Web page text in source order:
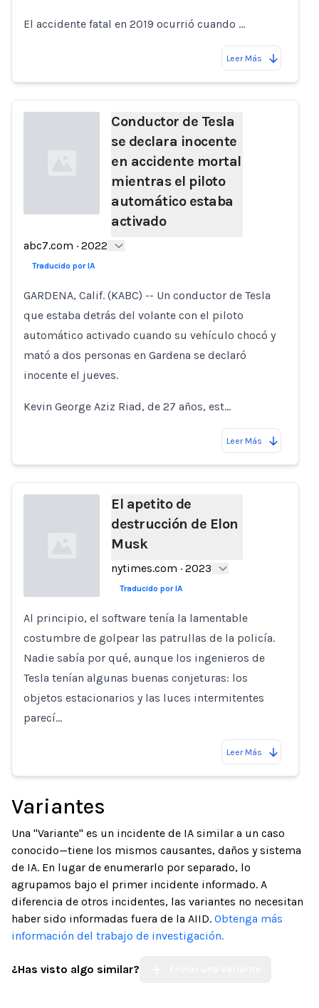
El accidente fatal en 2019 ocurrió cuando …
Leer Más
Loading...
Conductor de Tesla
se declara inocente
en accidente mortal
mientras el piloto
automático estaba
activado
abc7.com · 2022
Traducido por IA
GARDENA, Calif. (KABC) -- Un conductor de Tesla
que estaba detrás del volante con el piloto
automático activado cuando su vehículo chocó y
mató a dos personas en Gardena se declaró
inocente el jueves.
Kevin George Aziz Riad, de 27 años, est…
Leer Más
Loading...
El apetito de
destrucción de Elon
Musk
nytimes.com · 2023
Traducido por IA
Al principio, el software tenía la lamentable
costumbre de golpear las patrullas de la policía.
Nadie sabía por qué, aunque los ingenieros de
Tesla tenían algunas buenas conjeturas: los
objetos estacionarios y las luces intermitentes
parecí…
Leer Más
Variantes
Una "Variante" es un incidente de IA similar a un caso
conocido—tiene los mismos causantes, daños y sistema
de IA. En lugar de enumerarlo por separado, lo
agrupamos bajo el primer incidente informado. A
diferencia de otros incidentes, las variantes no necesitan
haber sido informadas fuera de la AIID. Obtenga más
información del trabajo de investigación.
¿Has visto algo similar?